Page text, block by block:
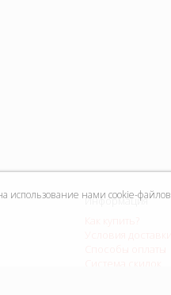
Информация
использование нами cookie-